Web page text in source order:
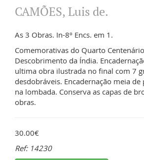
CAMÕES, Luis de.
As 3 Obras. In-8º Encs. em 1.
Comemorativas do Quarto
Descobrimento da Índia.
ultima obra ilustrada no final com 7
desdobráveis. Encadernação meia
na lombada. Conserva as capas de
obras.
30.00€
Ref: 14230